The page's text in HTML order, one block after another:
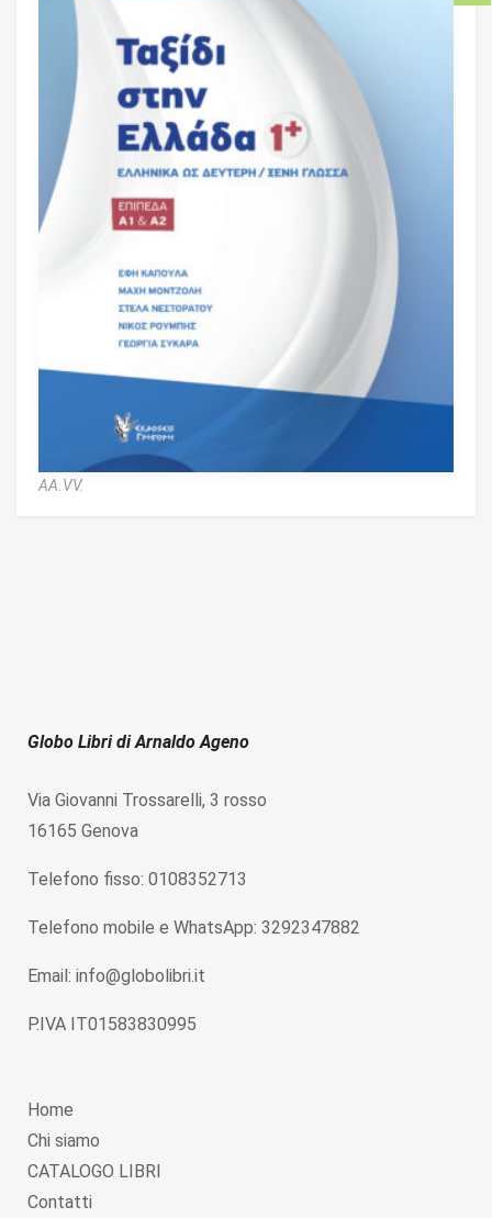
AA.VV.
Globo Libri di Arnaldo Ageno
Via Giovanni Trossarelli, 3 rosso
16165 Genova
Telefono fisso: 0108352713
Telefono mobile e WhatsApp: 3292347882
Email: info@globolibri.it
P.IVA IT01583830995
Home
Chi siamo
CATALOGO LIBRI
Contatti